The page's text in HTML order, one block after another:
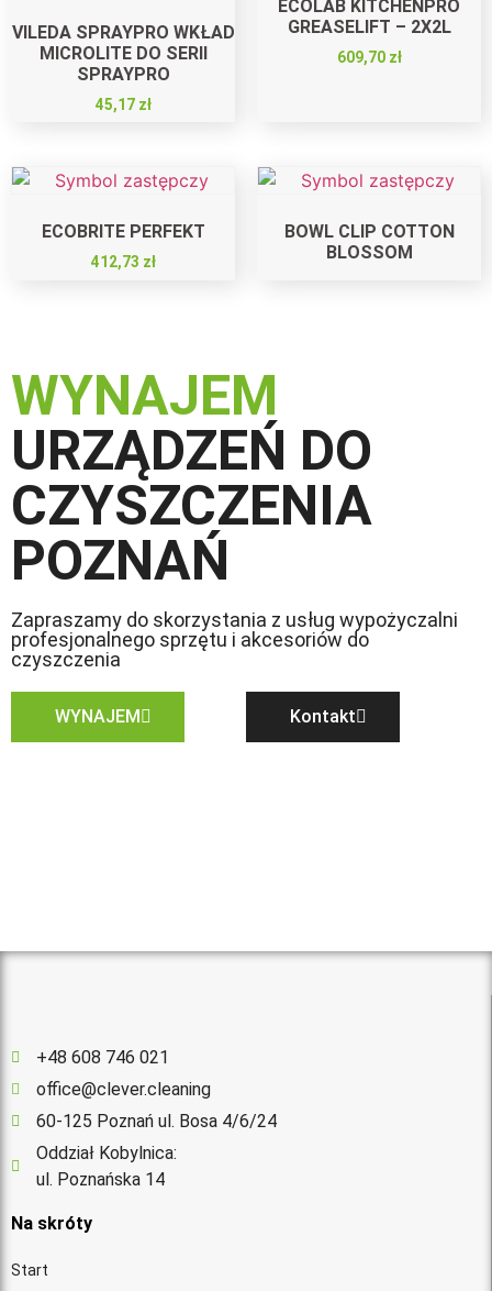
VILEDA SPRAYPRO WKŁAD
MICROLITE DO SERII
SPRAYPRO
45,17 zł
ECOLAB KITCHENPRO
GREASELIFT – 2X2L
609,70 zł
ECOBRITE PERFEKT
412,73 zł
BOWL CLIP COTTON
BLOSSOM
WYNAJEM
URZĄDZEŃ DO
CZYSZCZENIA
POZNAŃ
Zapraszamy do skorzystania z usług wypożyczalni
profesjonalnego sprzętu i akcesoriów do
czyszczenia
WYNAJEM Kontakt
+48 608 746 021
office@clever.cleaning
60-125 Poznań ul. Bosa 4/6/24
Oddział Kobylnica:
ul. Poznańska 14
Na skróty
Start